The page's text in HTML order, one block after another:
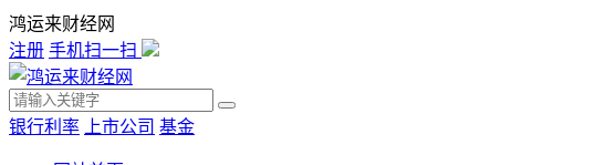
鸿运来财经网
注册 手机扫一扫
银行利率 上市公司 基金